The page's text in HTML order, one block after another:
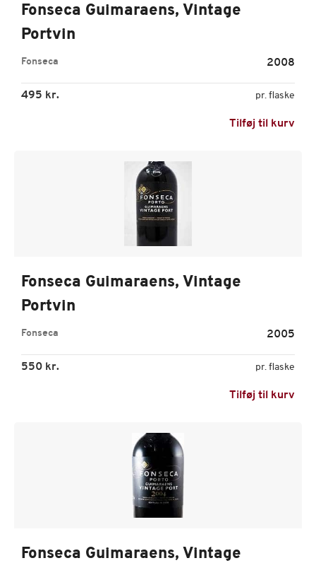
Fonseca Guimaraens, Vintage
Portvin
Fonseca 2008
495 kr. pr. flaske
Tilføj til kurv
Fonseca Guimaraens, Vintage
Portvin
Fonseca 2005
550 kr. pr. flaske
Tilføj til kurv
Fonseca Guimaraens, Vintage